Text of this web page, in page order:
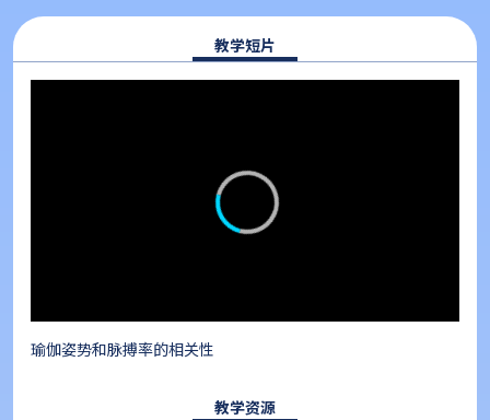
教学短片
瑜伽姿势和脉搏率的相关性
教学资源